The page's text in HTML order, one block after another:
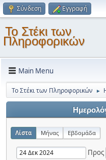
Σύνδεση Εγγραφή
Το Στέκι των
Πληροφορικών
Main Menu
Το Στέκι των Πληροφορικών ►
Λίστα Μήνας Εβδομάδα
Προς